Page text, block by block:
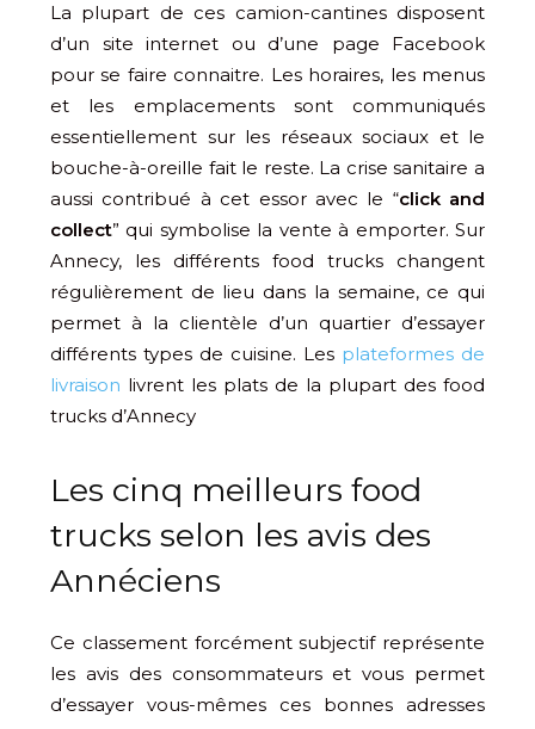
La plupart de ces camion-cantines disposent
d’un site internet ou d’une page Facebook
pour se faire connaitre. Les horaires, les menus
et les emplacements sont communiqués
essentiellement sur les réseaux sociaux et le
bouche-à-oreille fait le reste. La crise sanitaire a
aussi contribué à cet essor avec le “click and
collect” qui symbolise la vente à emporter. Sur
Annecy, les différents food trucks changent
régulièrement de lieu dans la semaine, ce qui
permet à la clientèle d’un quartier d’essayer
différents types de cuisine. Les plateformes de
livraison livrent les plats de la plupart des food
trucks d’Annecy
Les cinq meilleurs food
trucks selon les avis des
Annéciens
Ce classement forcément subjectif représente
les avis des consommateurs et vous permet
d’essayer vous-mêmes ces bonnes adresses